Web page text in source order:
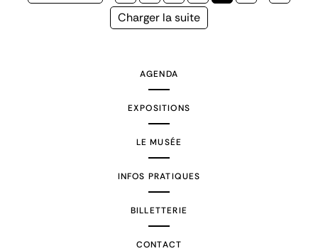
Page
Charger la suite
AGENDA
EXPOSITIONS
LE MUSÉE
INFOS PRATIQUES
BILLETTERIE
CONTACT